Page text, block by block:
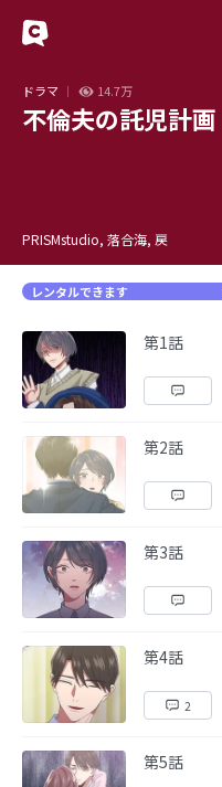
ドラマ 14.7万
不倫夫の託児計画
PRISMstudio, 落合海, 戻
レンタルできます
第1話
第2話
第3話
第4話
2
第5話